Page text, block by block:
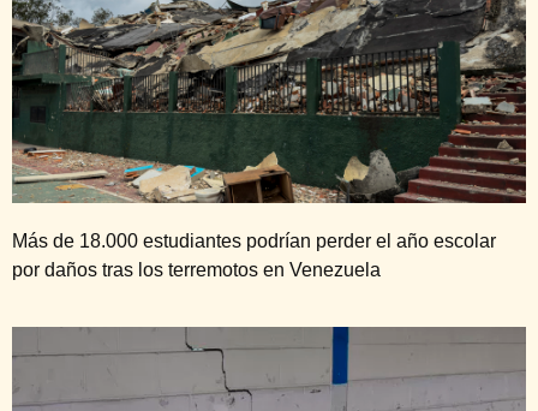
Más de 18.000 estudiantes podrían perder el año escolar
por daños tras los terremotos en Venezuela